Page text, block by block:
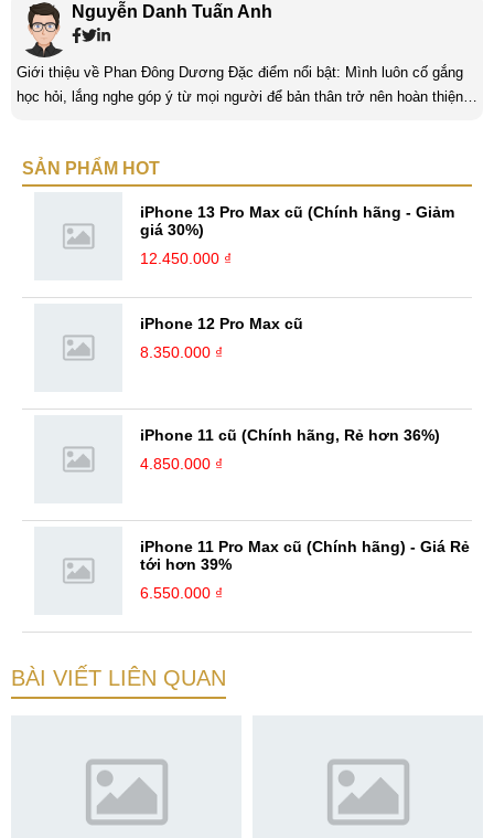
Nguyễn Danh Tuấn Anh
Giới thiệu về Phan Đông Dương Đặc điểm nổi bật: Mình luôn cố gắng
học hỏi, lắng nghe góp ý từ mọi người để bản thân trở nên hoàn thiện
sống cũng như công việc. Kinh nghiệm: Lĩnh vực content đòi hỏi sự
SẢN PHẨM HOT
iPhone 13 Pro Max cũ (Chính hãng - Giảm
giá 30%)
12.450.000 ₫
iPhone 12 Pro Max cũ
8.350.000 ₫
iPhone 11 cũ (Chính hãng, Rẻ hơn 36%)
4.850.000 ₫
iPhone 11 Pro Max cũ (Chính hãng) - Giá Rẻ
tới hơn 39%
6.550.000 ₫
BÀI VIẾT LIÊN QUAN